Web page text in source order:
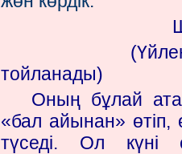
тойланады)
Оның бұлай
«бал айынан» өтіп,
түседі. Ол күні